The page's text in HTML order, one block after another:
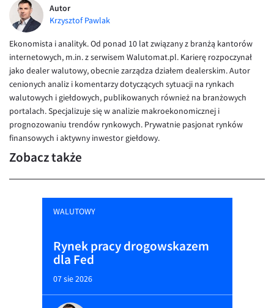
Autor
Krzysztof Pawlak
Ekonomista i analityk. Od ponad 10 lat związany z branżą kantorów
internetowych, m.in. z serwisem Walutomat.pl. Karierę rozpoczynał
jako dealer walutowy, obecnie zarządza działem dealerskim. Autor
cenionych analiz i komentarzy dotyczących sytuacji na rynkach
walutowych i giełdowych, publikowanych również na branżowych
portalach. Specjalizuje się w analizie makroekonomicznej i
prognozowaniu trendów rynkowych. Prywatnie pasjonat rynków
finansowych i aktywny inwestor giełdowy.
Zobacz także
WALUTOWY
Rynek pracy drogowskazem
dla Fed
07 sie 2026